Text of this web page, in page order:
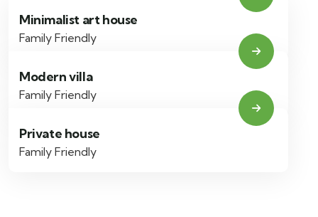
Minimalist art house
Family Friendly
Modern villa
Family Friendly
Private house
Family Friendly